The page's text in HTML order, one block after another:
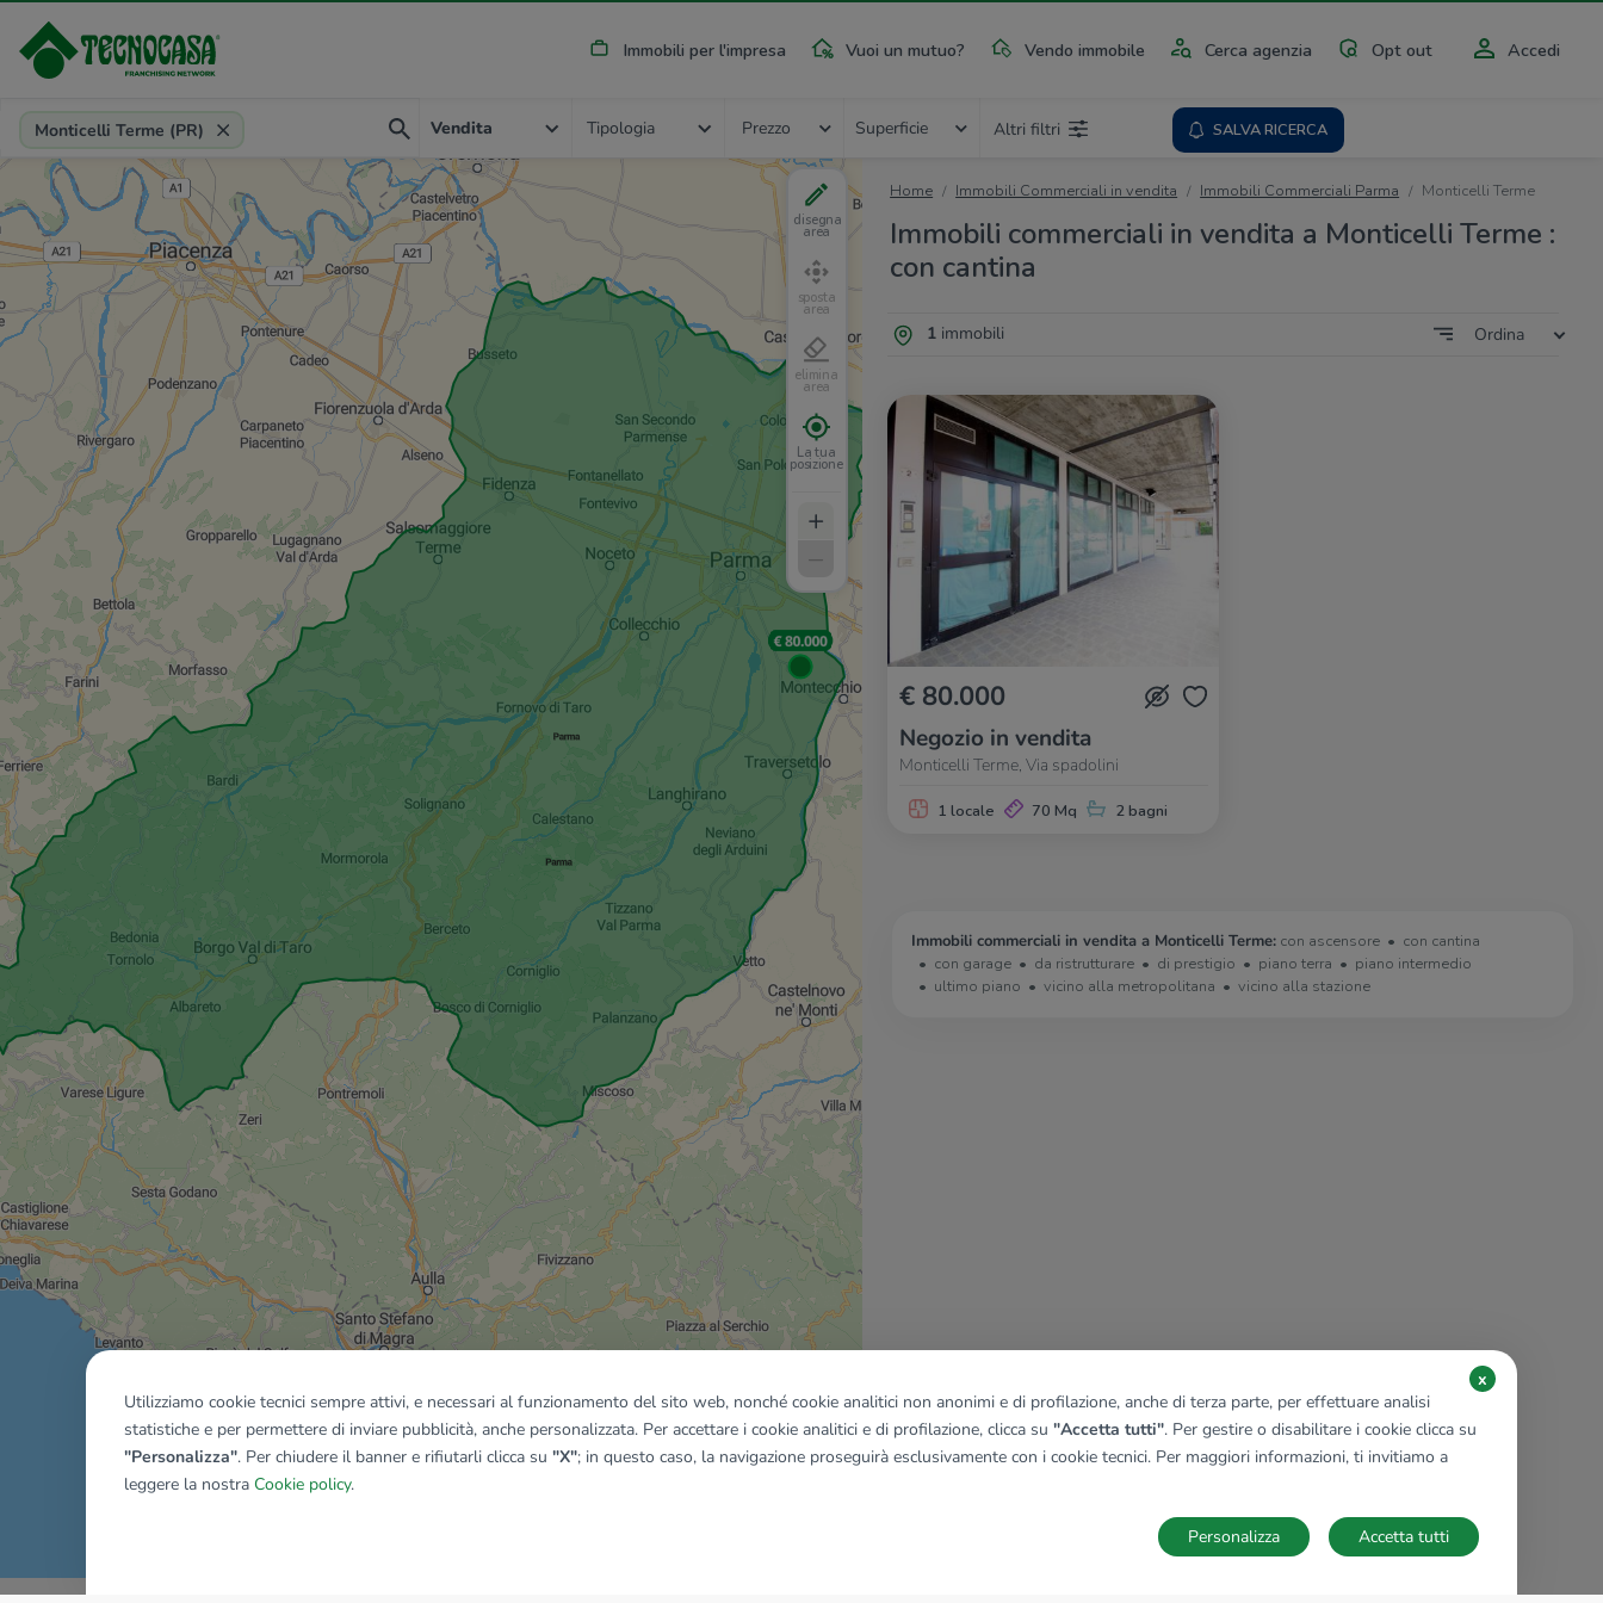
Immobili per l'impresa Vuoi un mutuo? Vendo immobile Cerca agenzia Opt out Accedi
Provincia, comune, zona, riferimento
Monticelli Terme (PR) Vendita Tipologia Prezzo Superficie Altri filtri SALVA RICERCA
Home Immobili Commerciali in vendita Immobili Commerciali Parma Monticelli Terme
Immobili commerciali in vendita a Monticelli Terme :
con cantina
1immobili Ordina
€ 80.000
Negozio in vendita
Monticelli Terme, Via spadolini
1 locale 70 Mq 2 bagni
Immobili commerciali in vendita a Monticelli Terme: con ascensore
con cantina
con garage
da ristrutturare di prestigio piano terra
piano intermedio
ultimo piano
vicino alla metropolitana vicino alla stazione
disegna
area
sposta
area
elimina
area
La tua
posizione
+
–
Mostra tutti gli immobili del riquadro
Utilizziamo cookie tecnici sempre attivi, e necessari al funzionamento del sito web, nonché cookie analitici non anonimi e di profilazione, anche di terza parte, per effettuare analisi
statistiche e per permettere di inviare pubblicità, anche personalizzata. Per accettare i cookie analitici e di profilazione, clicca su "Accetta tutti". Per gestire o disabilitare i cookie clicca su
"Personalizza". Per chiudere il banner e rifiutarli clicca su "X"; in questo caso, la navigazione proseguirà esclusivamente con i cookie tecnici. Per maggiori informazioni, ti invitiamo a
leggere la nostra Cookie policy.
x
Accetta tutti
Personalizza